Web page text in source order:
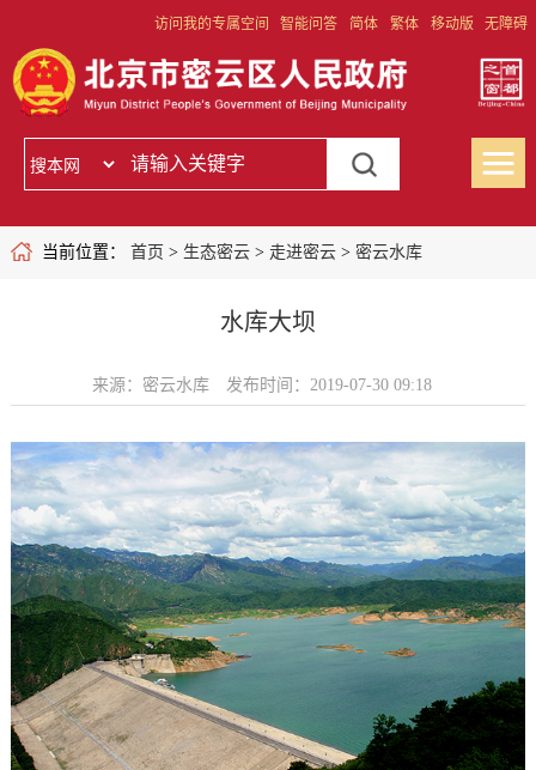
访问我的专属空间 智能问答 简体 繁体 移动版 无障碍
当前位置： 首页 > 生态密云> 走进密云> 密云水库
水库大坝
来源：密云水库 发布时间：2019-07-30 09:18